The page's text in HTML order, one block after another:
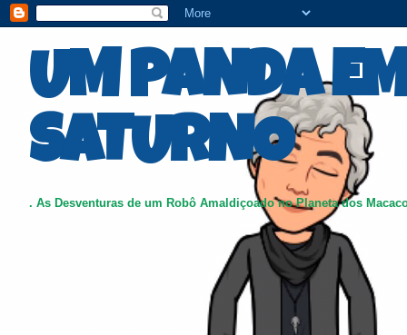
UM PANDA
SATURNO
. As Desventuras de um Robô Amaldiçoado no Planeta dos